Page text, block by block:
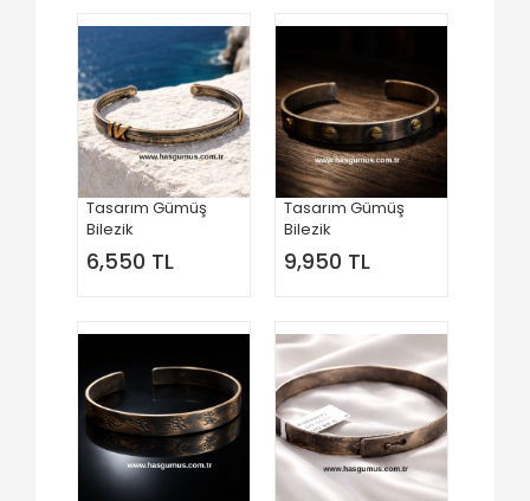
Tasarım Gümüş
Bilezik
6,550 TL
Tasarım Gümüş
Bilezik
9,950 TL